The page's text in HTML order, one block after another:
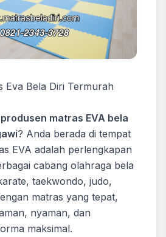
Eva Bela Diri Termurah
produsen matras EVA bela
? Anda berada di tempat
EVA adalah perlengkapan
cabang olahraga bela
taekwondo, judo,
matras yang tepat,
nyaman, dan
maksimal.